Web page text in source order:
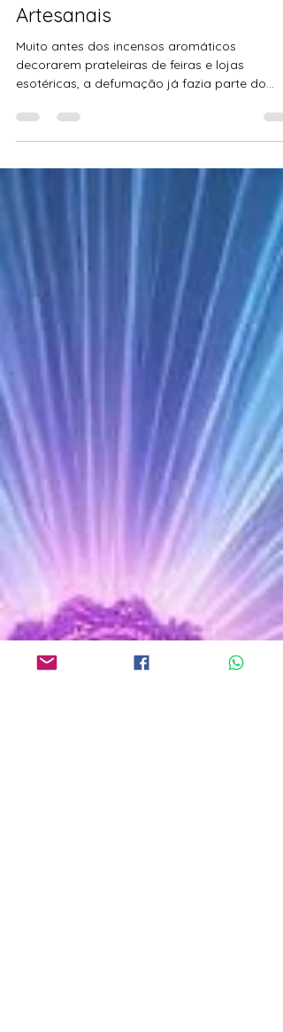
Da Conserva à Conexão
Espiritual: A Jornada da
Defumação até os Incensos
Artesanais
Muito antes dos incensos aromáticos
decorarem prateleiras de feiras e lojas
cotidiano humano. O fogo, desde os
primórdios, foi mais que fonte de calor — foi
ponte com o invisível. Queimar ervas era um
gesto carregado de intenção: proteger, curar,
comunicar-se com o sagrado.